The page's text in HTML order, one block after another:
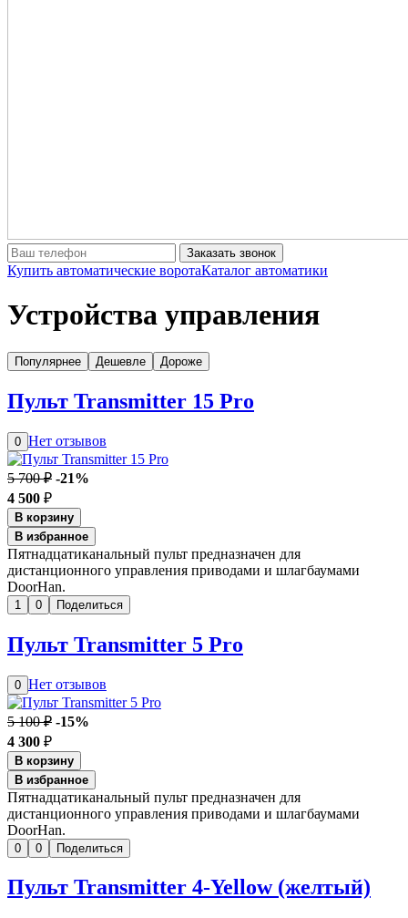
Заказать звонок
Купить автоматические воротаКаталог автоматики
Устройства управления
Популярнее Дешевле Дороже
Пульт Transmitter 15 Pro
0 Нет отзывов
5 700 ₽ -21%
4 500 ₽
В корзину
В избранное
Пятнадцатиканальный пульт предназначен для
дистанционного управления приводами и шлагбаумами
DoorHan.
1 0 Поделиться
Пульт Transmitter 5 Pro
0 Нет отзывов
5 100 ₽ -15%
4 300 ₽
В корзину
В избранное
Пятнадцатиканальный пульт предназначен для
дистанционного управления приводами и шлагбаумами
DoorHan.
0 0 Поделиться
Пульт Transmitter 4-Yellow (желтый)